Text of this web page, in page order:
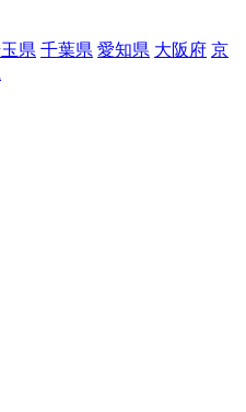
県 千葉県 愛知県 大阪府 京